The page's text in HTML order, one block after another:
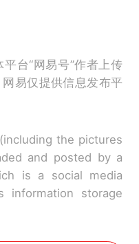
台“网易号”作者上传
易仅提供信息发布平
the pictures
and posted by a
is a social media
information storage